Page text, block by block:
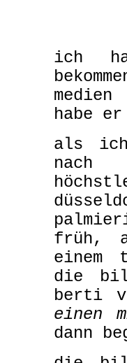
ich
habe
als
nach
früh,
einem
die
berti
einen
dann